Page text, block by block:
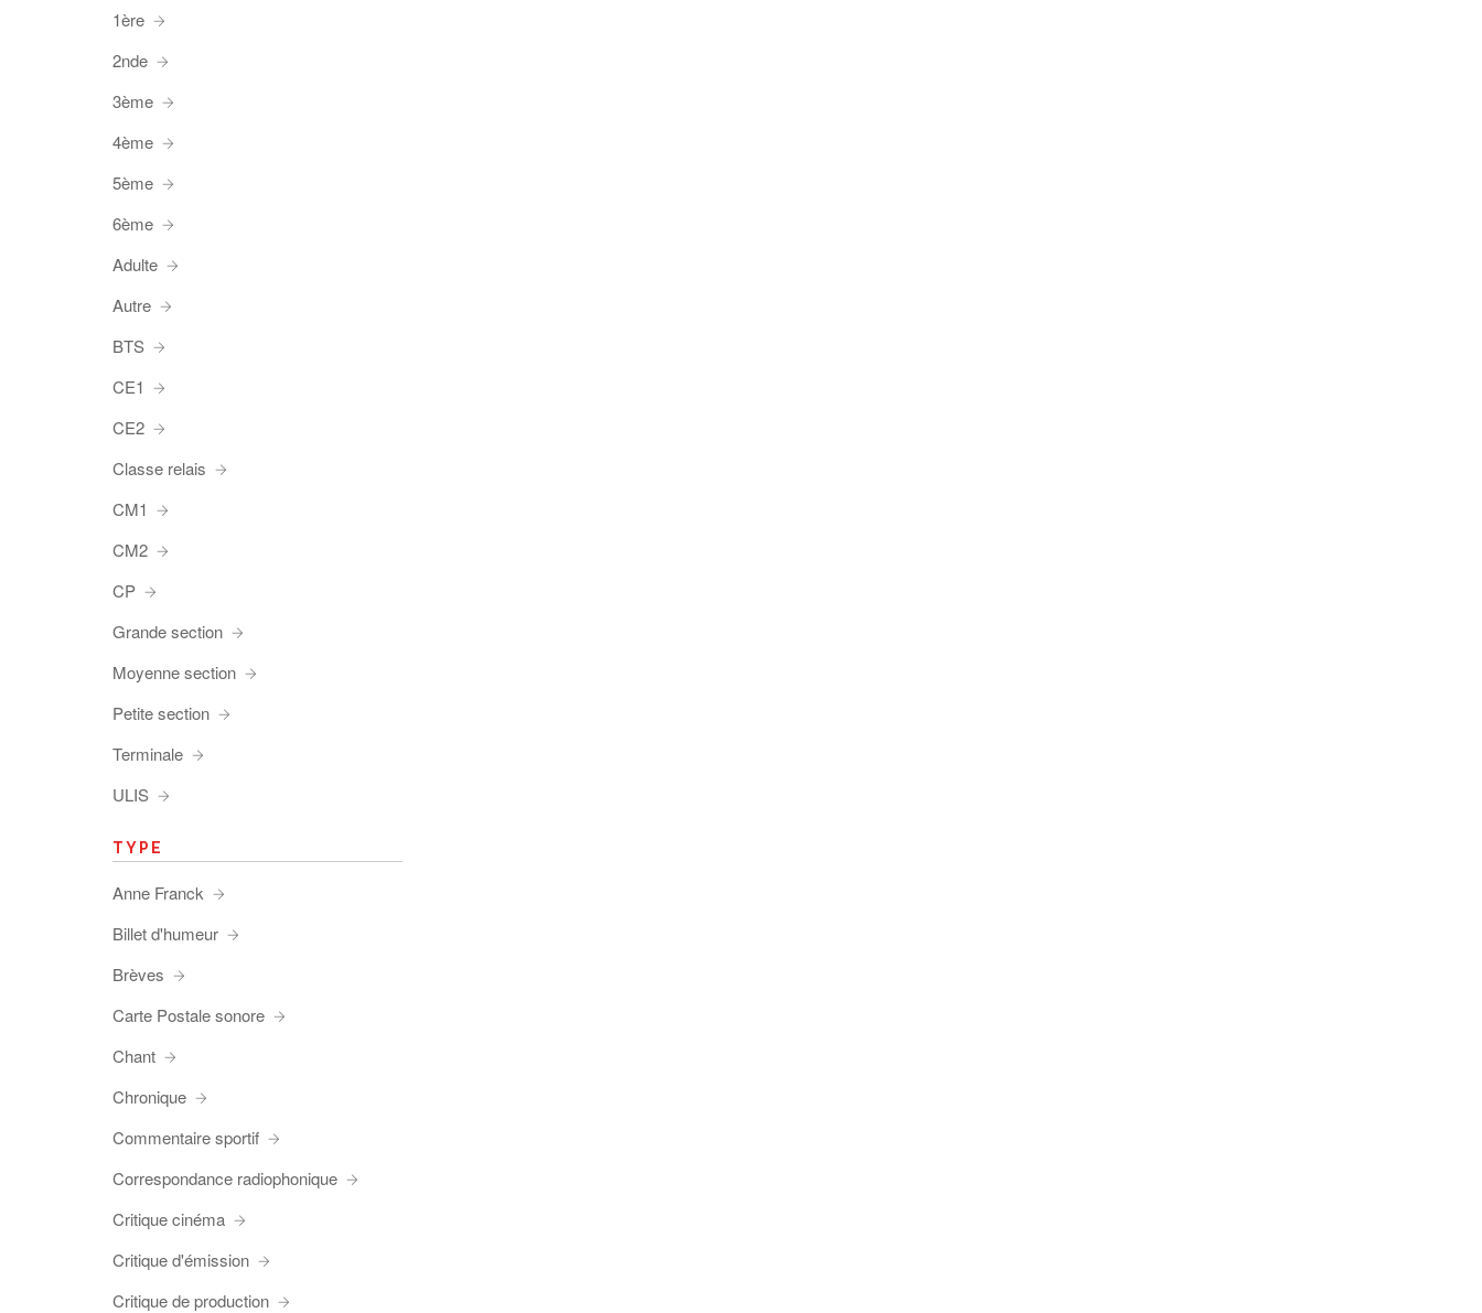
1ère
2nde
3ème
4ème
5ème
6ème
Adulte
Autre
BTS
CE1
CE2
Classe relais
CM1
CM2
CP
Grande section
Moyenne section
Petite section
Terminale
ULIS
TYPE
Anne Franck
Billet d'humeur
Brèves
Carte Postale sonore
Chant
Chronique
Commentaire sportif
Correspondance radiophonique
Critique cinéma
Critique d'émission
Critique de production